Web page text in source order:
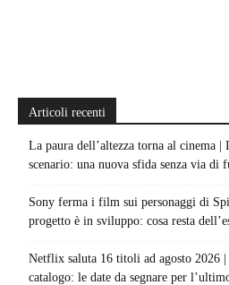
Articoli recenti
La paura dell’altezza torna al cinema
scenario: una nuova sfida senza via di
Sony ferma i film sui personaggi di
progetto è in sviluppo: cosa resta
Netflix saluta 16 titoli ad agosto 2026
catalogo: le date da segnare per